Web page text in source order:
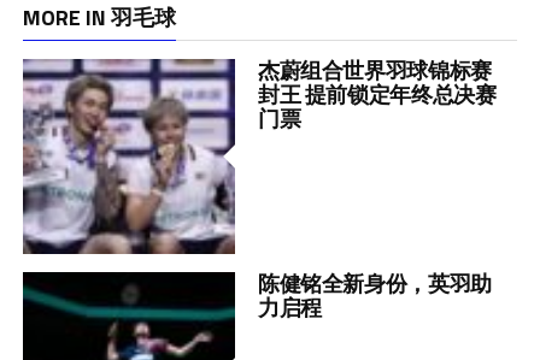
MORE IN 羽毛球
杰蔚组合世界羽球锦标赛
封王 提前锁定年终总决赛
门票
陈健铭全新身份，英羽助
力启程